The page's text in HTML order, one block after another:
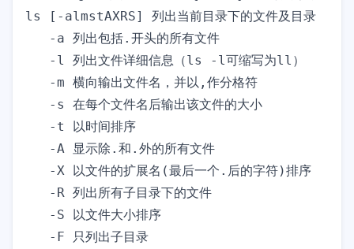
ls [-almstAXRS] 列出当前目录下的文件及目录
   -a 列出包括.开头的所有文件
   -l 列出文件详细信息（ls -l可缩写为ll）
   -m 横向输出文件名，并以,作分格符
   -s 在每个文件名后输出该文件的大小
   -t 以时间排序
   -A 显示除.和.外的所有文件
   -X 以文件的扩展名(最后一个.后的字符)排序
   -R 列出所有子目录下的文件
   -S 以文件大小排序